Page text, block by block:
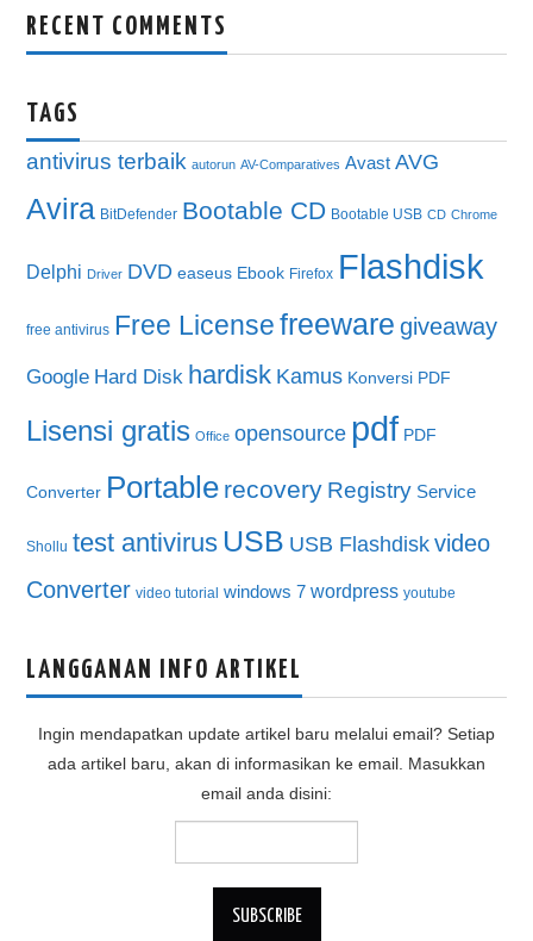
RECENT COMMENTS
TAGS
antivirus terbaik autorun AV-Comparatives Avast AVG
Avira BitDefender Bootable CD Bootable USB CD Chrome
Delphi Driver DVD easeus Ebook Firefox Flashdisk
free antivirus Free License freeware giveaway
Google Hard Disk hardisk Kamus Konversi PDF
Lisensi gratis Office opensource pdf PDF
Converter Portable recovery Registry Service
Shollu test antivirus USB USB Flashdisk video
Converter video tutorial windows 7 wordpress youtube
LANGGANAN INFO ARTIKEL
Ingin mendapatkan update artikel baru melalui email? Setiap
ada artikel baru, akan di informasikan ke email. Masukkan
email anda disini: